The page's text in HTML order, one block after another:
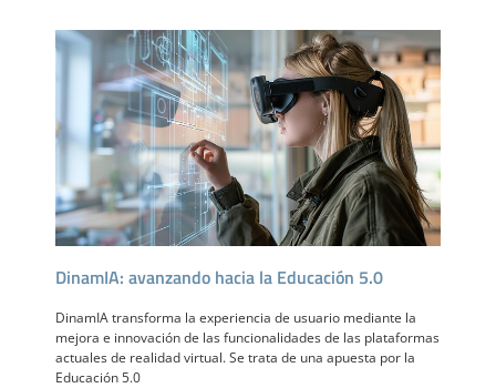
DinamIA: avanzando hacia la Educación 5.0
DinamIA transforma la experiencia de usuario mediante la
mejora e innovación de las funcionalidades de las plataformas
actuales de realidad virtual. Se trata de una apuesta por la
Educación 5.0